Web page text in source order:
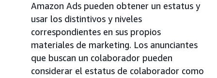
Amazon Ads pueden obtener un estatus y
usar los distintivos y niveles
correspondientes en sus propios
materiales de marketing. Los anunciantes
que buscan un colaborador pueden
considerar el estatus de colaborador como